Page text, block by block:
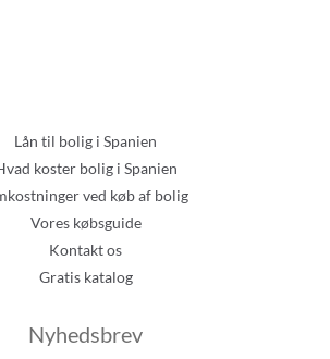
Lån til bolig i Spanien
koster bolig i Spanien
ved køb af bolig
Vores købsguide
Kontakt os
Gratis katalog
Nyhedsbrev